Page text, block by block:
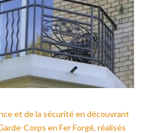
et de la sécurité en découvrant
Corps en Fer Forgé, réalisés